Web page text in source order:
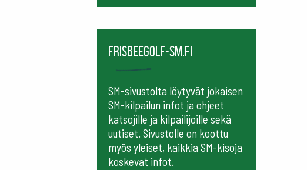
frisbeegolf-sm.fi
SM-sivustolta löytyvät jokaisen
SM-kilpailun infot ja ohjeet
katsojille ja kilpailijoille sekä
uutiset. Sivustolle on koottu
myös yleiset, kaikkia SM-kisoja
koskevat infot.